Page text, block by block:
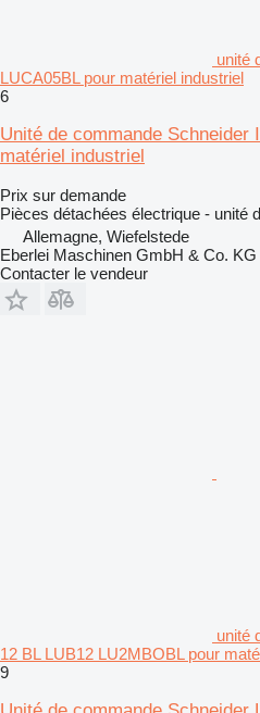
unité
LUCA05BL pour matériel industriel
6
Unité de commande Schneider
matériel industriel
Prix sur demande
Pièces détachées électrique - unité
Allemagne, Wiefelstede
Eberlei Maschinen GmbH & Co. KG
Contacter le vendeur
unité
12 BL LUB12 LU2MBOBL pour
9